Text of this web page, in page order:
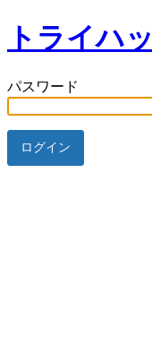
トライハ
パスワード